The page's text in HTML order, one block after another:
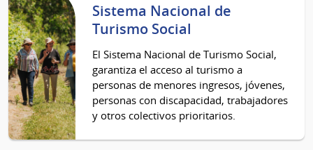
Sistema Nacional de
Turismo Social
El Sistema Nacional de Turismo Social,
garantiza el acceso al turismo a
personas de menores ingresos, jóvenes,
personas con discapacidad, trabajadores
y otros colectivos prioritarios.